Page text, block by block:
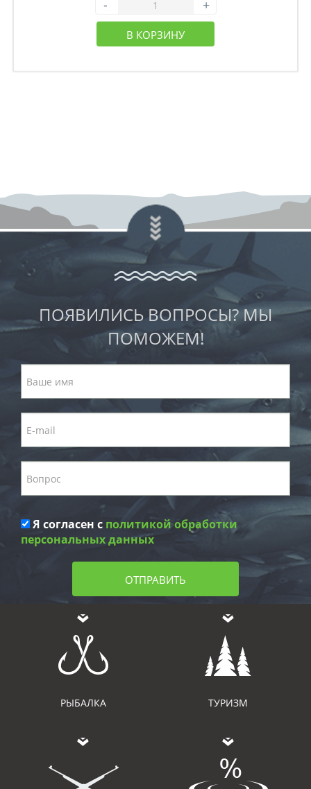
- +
В КОРЗИНУ
ПОЯВИЛИСЬ ВОПРОСЫ? МЫ
ПОМОЖЕМ!
Я согласен с политикой обработки
персональных данных
ОТПРАВИТЬ
РЫБАЛКА ТУРИЗМ